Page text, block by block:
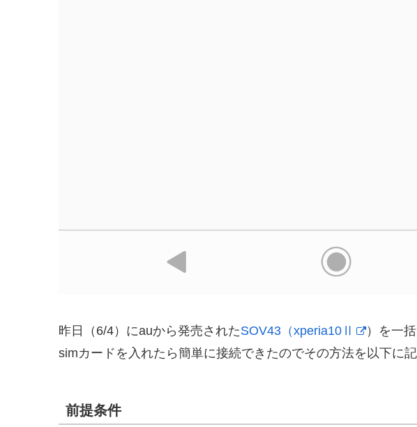
昨日（6/4）にauから発売されたSOV43（xperia10Ⅱ
）を一
simカードを入れたら簡単に接続できたのでその方法を以下に記
前提条件